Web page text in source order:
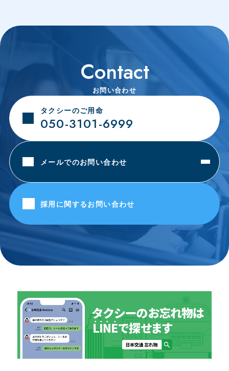
Contact
お問い合わせ
タクシーのご用命
050-3101-6999
メールでのお問い合わせ
採用に関するお問い合わせ